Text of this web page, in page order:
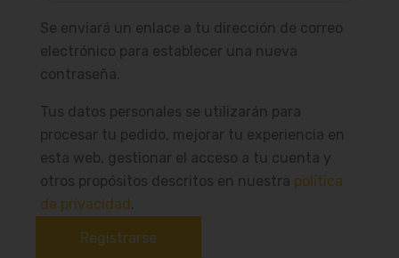
Se enviará un enlace a tu dirección de correo
electrónico para establecer una nueva
contraseña.
Tus datos personales se utilizarán para
procesar tu pedido, mejorar tu experiencia en
esta web, gestionar el acceso a tu cuenta y
otros propósitos descritos en nuestra política
de privacidad.
Registrarse